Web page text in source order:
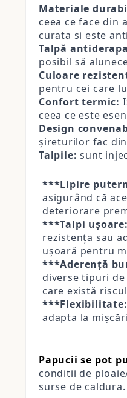
Materiale
ceea ce face din
curata si este
Talpă
posibil să
Culoare
pentru cei care
Confort termic:
ceea ce este
Design
șireturilor fac
Talpile: sunt
***Lipire
asigurând că
deteriorare
***Talpi ușoare:
rezistența sau
ușoară pentru
***Aderență
diverse tipuri
care există
***Flexibilitate:
adapta la
Papucii se pot
conditii de
surse de caldura.